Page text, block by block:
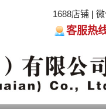
1688店铺 |
客服热